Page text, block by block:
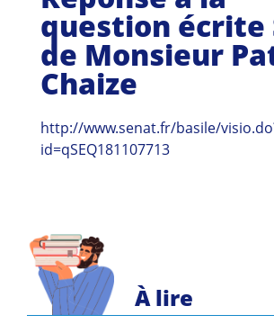
Guides et outils
Actualités
ARSENE
question écrite
de Monsieur
Chaize
http://www.senat.fr/basile/
id=qSEQ181107713
À lire